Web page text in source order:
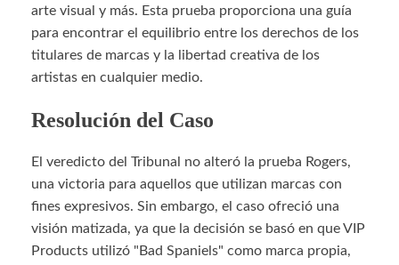
arte visual y más. Esta prueba proporciona una guía
para encontrar el equilibrio entre los derechos de los
titulares de marcas y la libertad creativa de los
artistas en cualquier medio.
Resolución del Caso
El veredicto del Tribunal no alteró la prueba Rogers,
una victoria para aquellos que utilizan marcas con
fines expresivos. Sin embargo, el caso ofreció una
visión matizada, ya que la decisión se basó en que VIP
Products utilizó "Bad Spaniels" como marca propia,